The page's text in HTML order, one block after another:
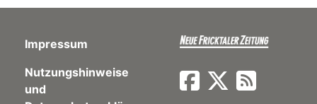
Impressum
Nutzungshinweise
und